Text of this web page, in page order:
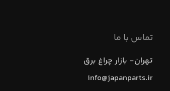
تماس با ما
تهران- بازار چراغ برق
info@japanparts.ir